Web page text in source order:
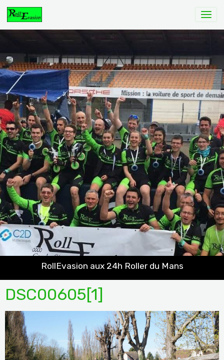
RollEvasion aux 24h Roller du Mans
DSC00605[1]